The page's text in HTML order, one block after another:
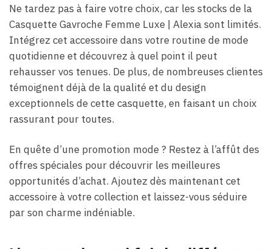
Ne tardez pas à faire votre choix, car les stocks de la
Casquette Gavroche Femme Luxe​ | Alexia sont limités.
Intégrez cet accessoire dans votre routine de mode
quotidienne et découvrez à quel point il peut
rehausser vos tenues. De plus, de nombreuses clientes
témoignent déjà de la qualité et du design
exceptionnels de cette casquette, en faisant un choix
rassurant pour toutes.
En quête d’une promotion mode ? Restez à l’affût des
offres spéciales pour découvrir les meilleures
opportunités d’achat. Ajoutez dès maintenant cet
accessoire à votre collection et laissez-vous séduire
par son charme indéniable.